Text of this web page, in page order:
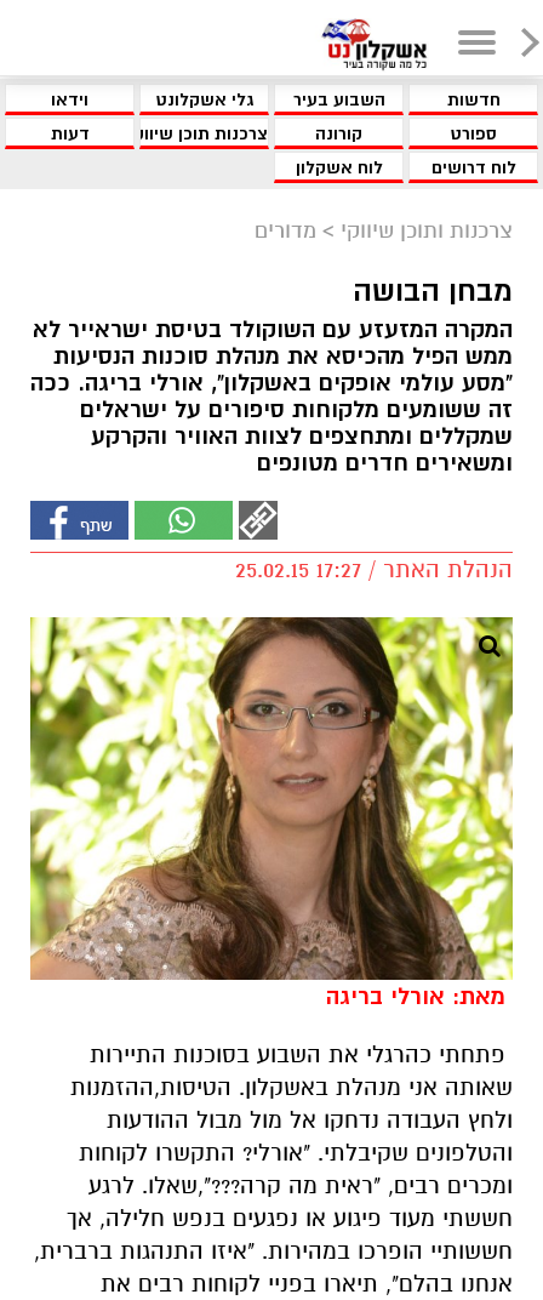
חדשות השבוע בעיר גלי אשקלונט
וידאו
ספורט
קורונה צרכנות תוכן שיווקי
דעות
לוח דרושים
לוח אשקלון
צרכנות ותוכן שיווקי > מדורים
מבחן הבושה
המקרה המזעזע עם השוקולד בטיסת ישראייר לא
ממש הפיל מהכיסא את מנהלת סוכנות הנסיעות
"מסע עולמי אופקים באשקלון", אורלי בריגה. ככה
זה ששומעים מלקוחות סיפורים על ישראלים
שמקללים ומתחצפים לצוות האוויר והקרקע
ומשאירים חדרים מטונפים
הנהלת האתר / 17:27 25.02.15
מאת: אורלי בריגה
פתחתי כהרגלי את השבוע בסוכנות התיירות
שאותה אני מנהלת באשקלון. הטיסות,ההזמנות
ולחץ העבודה נדחקו אל מול מבול ההודעות
והטלפונים שקיבלתי. "אורלי? התקשרו לקוחות
ומכרים רבים, "ראית מה קרה???",שאלו. לרגע
חששתי מעוד פיגוע או נפגעים בנפש חלילה, אך
חששותיי הופרכו במהירות. "איזו התנהגות ברברית,
אנחנו בהלם", תיארו בפניי לקוחות רבים את